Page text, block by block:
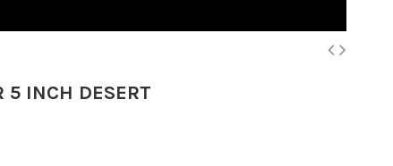
5 INCH DESERT